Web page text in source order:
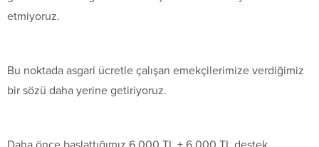
etmiyoruz.
Bu noktada asgari ücretle çalışan emekçilerimize verdiğimiz
bir sözü daha yerine getiriyoruz.